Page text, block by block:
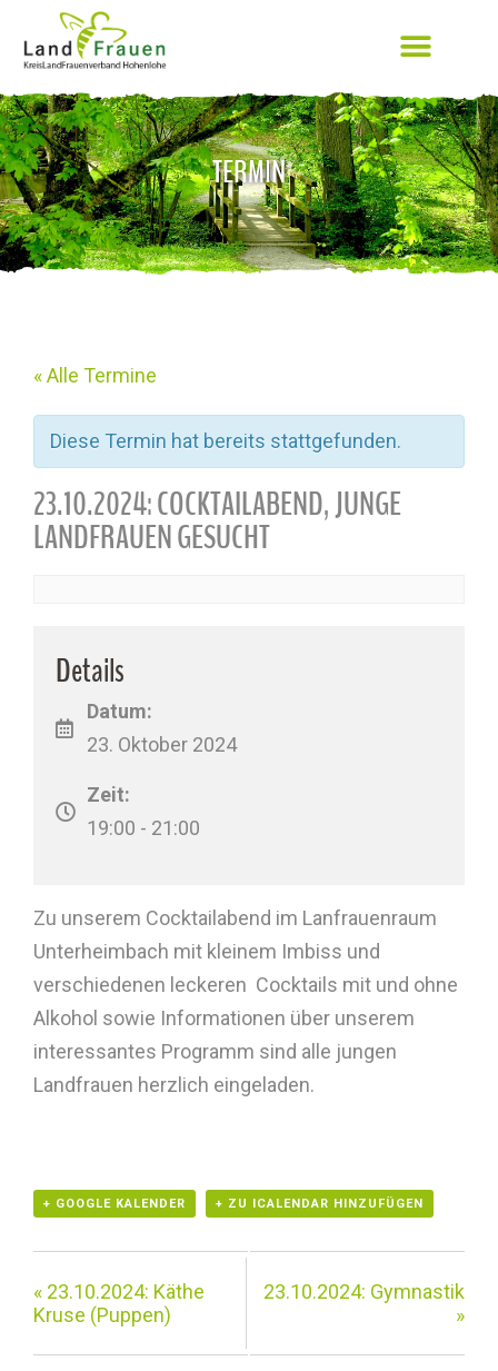
TERMIN
« Alle Termine
Diese Termin hat bereits stattgefunden.
23.10.2024: COCKTAILABEND, JUNGE
LANDFRAUEN GESUCHT
Details
Datum:
23. Oktober 2024
Zeit:
19:00 - 21:00
Zu unserem Cocktailabend im Lanfrauenraum
Unterheimbach mit kleinem Imbiss und
verschiedenen leckeren Cocktails mit und ohne
Alkohol sowie Informationen über unserem
interessantes Programm sind alle jungen
Landfrauen herzlich eingeladen.
+ GOOGLE KALENDER + ZU ICALENDAR HINZUFÜGEN
« 23.10.2024: Käthe
Kruse (Puppen)
23.10.2024: Gymnastik
»